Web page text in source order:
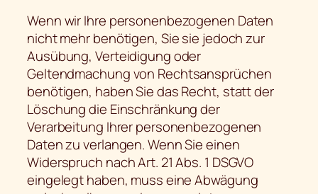
Wenn wir Ihre personenbezogenen Daten
nicht mehr benötigen, Sie sie jedoch zur
Ausübung, Verteidigung oder
Geltendmachung von Rechtsansprüchen
benötigen, haben Sie das Recht, statt der
Löschung die Einschränkung der
Verarbeitung Ihrer personenbezogenen
Daten zu verlangen. Wenn Sie einen
Widerspruch nach Art. 21 Abs. 1 DSGVO
eingelegt haben, muss eine Abwägung